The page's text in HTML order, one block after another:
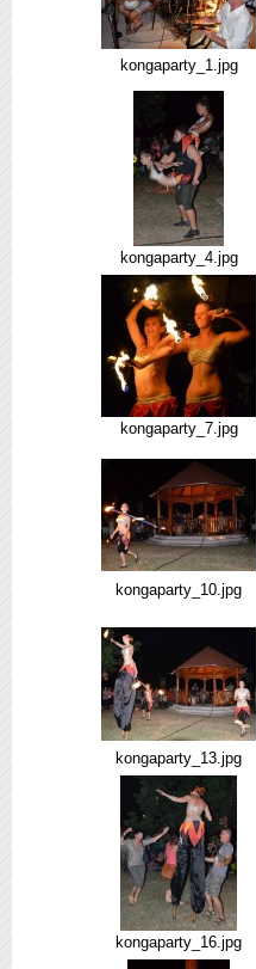
kongaparty_1.jpg
kongaparty_4.jpg
kongaparty_7.jpg
kongaparty_10.jpg
kongaparty_13.jpg
kongaparty_16.jpg